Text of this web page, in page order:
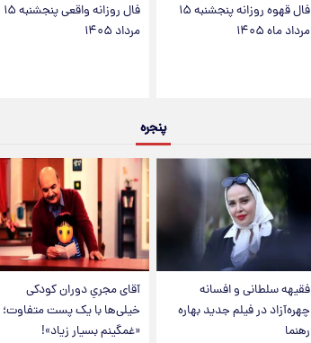
فال قهوه روزانه پنجشنبه ۱۵
مرداد ماه ۱۴۰۵
فال روزانه واقعی پنجشنبه ۱۵
مرداد ۱۴۰۵
پنجره
فقیهه سلطانی و افسانه
چهره‌آزاد در فیلم جدید بهاره
رهنما
آقای مجریِ دوران کودکی
خیلی‌ها با یک پست متفاوت؛
«غمگینم بسیار زیاد»!